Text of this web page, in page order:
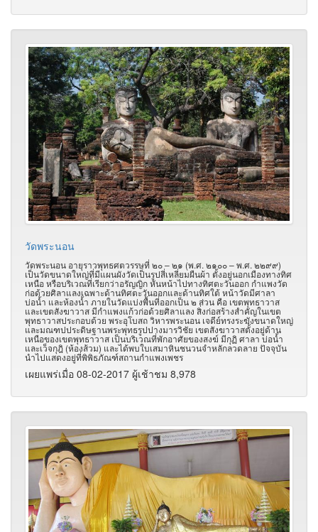
วัดพระนอน
วัดพระนอน อายุราวพุทธศตวรรษที่ ๒๐ – ๒๑ (พ.ศ. ๒๑๐๐ – พ.ศ. ๒๒๙๙)
เป็นวัดขนาดใหญ่ที่มีแผนผังวัดเป็นรูปสี่เหลี่ยมผืนผ้า ตั้งอยู่นอกเมืองทางทิศ
เหนือ หรือบริเวณที่เรียกว่าอรัญญิก หันหน้าไปทางทิศตะวันออก กำแพงวัด
ก่อด้วยศิลาแลงเฉพาะด้านทิศตะวันออกและด้านทิศใต้ หน้าวัดมีศาลา
บ่อน้ำ และห้องน้ำ ภายในวัดแบ่งพื้นที่ออกเป็น ๒ ส่วน คือ เขตพุทธาวาส
และเขตสังฆาวาส มีกำแพงแก้วก่อด้วยศิลาแลง สิ่งก่อสร้างสำคัญในเขต
พุทธาวาสประกอบด้วย พระอุโบสถ วิหารพระนอน เจดีย์ทรงระฆังขนาดใหญ่
และมณฑปประดิษฐานพระพุทธรูปปางมารวิชัย เขตสังฆาวาสตั้งอยู่ด้าน
เหนือของเขตพุทธาวาส เป็นบริเวณที่พักอาศัยของสงฆ์ มีกุฏิ ศาลา บ่อน้ำ
และเว็จกุฎิ (ห้องส้วม) และได้พบใบเสมาหินชนวนจำหลักลวดลาย ปัจจุบัน
นำไปแสดงอยู่ที่พิพิธภัณฑ์สถานกำแพงเพชร
เผยแพร่เมื่อ 08-02-2017 ผู้เช้าชม 8,978